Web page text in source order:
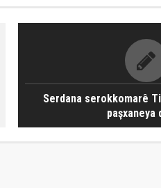
Serdana serokkomarê
paşxaneya